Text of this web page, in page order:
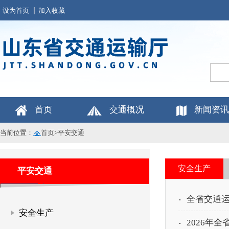
设为首页 加入收藏
首页 交通概况 新闻资讯
当前位置： 首页>平安交通
平安交通
安全生产
安全生产
全省交通
2026年全